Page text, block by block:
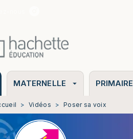
MATERNELLE arrow_drop_down PRIMAIRE
> Vidéos > Poser sa voix